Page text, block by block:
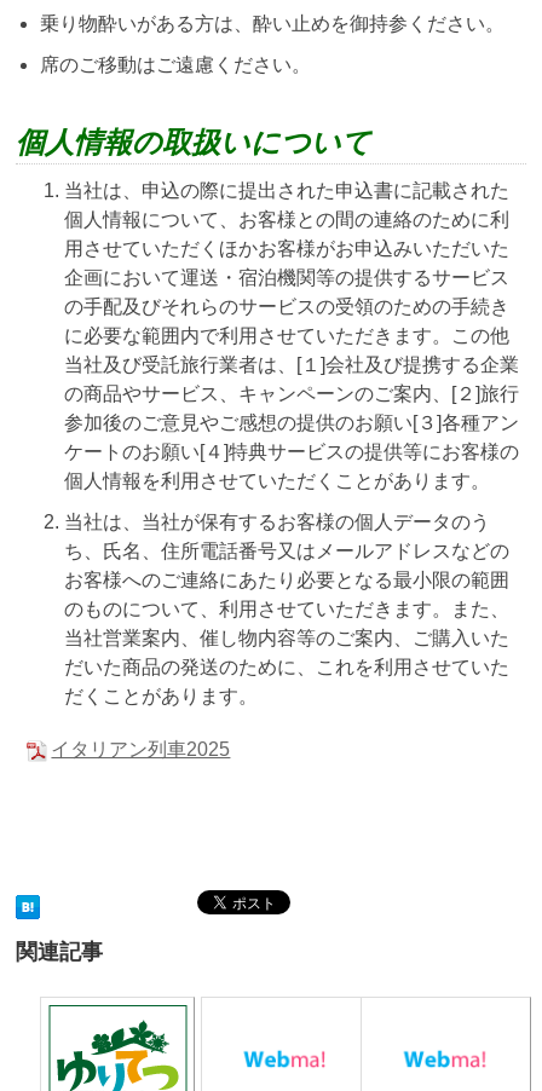
乗り物酔いがある方は、酔い止めを御持参ください。
席のご移動はご遠慮ください。
個人情報の取扱いについて
当社は、申込の際に提出された申込書に記載された
個人情報について、お客様との間の連絡のために利
用させていただくほかお客様がお申込みいただいた
企画において運送・宿泊機関等の提供するサービス
の手配及びそれらのサービスの受領のための手続き
に必要な範囲内で利用させていただきます。この他
当社及び受託旅行業者は、[１]会社及び提携する企業
の商品やサービス、キャンペーンのご案内、[２]旅行
参加後のご意見やご感想の提供のお願い[３]各種アン
ケートのお願い[４]特典サービスの提供等にお客様の
個人情報を利用させていただくことがあります。
当社は、当社が保有するお客様の個人データのう
ち、氏名、住所電話番号又はメールアドレスなどの
お客様へのご連絡にあたり必要となる最小限の範囲
のものについて、利用させていただきます。また、
当社営業案内、催し物内容等のご案内、ご購入いた
だいた商品の発送のために、これを利用させていた
だくことがあります。
イタリアン列車2025
関連記事